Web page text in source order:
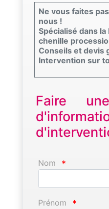
Ne vous faites
nous !
Spécialisé dans
chenille
Conseils et devis
Intervention sur
Faire
Nom *
Prénom *